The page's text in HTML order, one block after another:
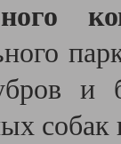
и